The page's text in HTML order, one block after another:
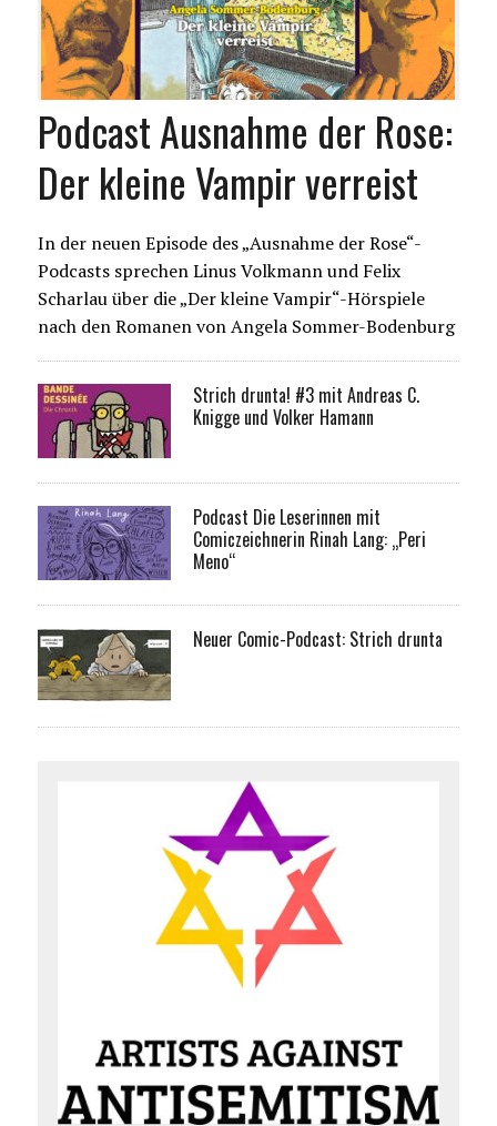
Podcast Ausnahme der Rose:
Der kleine Vampir verreist
In der neuen Episode des „Ausnahme der Rose“-
Podcasts sprechen Linus Volkmann und Felix
Scharlau über die „Der kleine Vampir“-Hörspiele
nach den Romanen von Angela Sommer-Bodenburg
Strich drunta! #3 mit Andreas C.
Knigge und Volker Hamann
Podcast Die Leserinnen mit
Comiczeichnerin Rinah Lang: „Peri
Meno“
Neuer Comic-Podcast: Strich drunta